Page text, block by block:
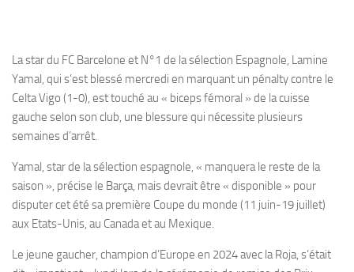
La star du FC Barcelone et N°1 de la sélection Espagnole, Lamine
Yamal, qui s’est blessé mercredi en marquant un pénalty contre le
Celta Vigo (1-0), est touché au « biceps fémoral » de la cuisse
gauche selon son club, une blessure qui nécessite plusieurs
semaines d’arrêt.
Yamal, star de la sélection espagnole, « manquera le reste de la
saison », précise le Barça, mais devrait être « disponible » pour
disputer cet été sa première Coupe du monde (11 juin-19 juillet)
aux Etats-Unis, au Canada et au Mexique.
Le jeune gaucher, champion d’Europe en 2024 avec la Roja, s’était